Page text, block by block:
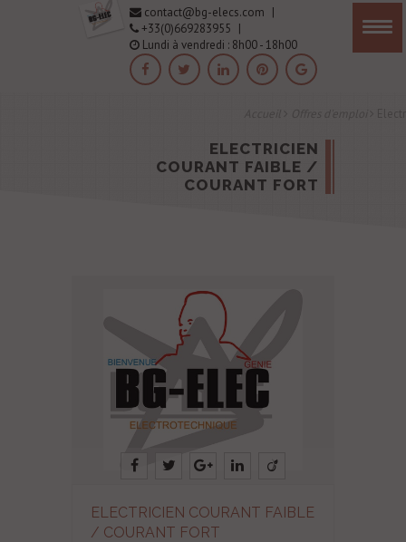
contact@bg-elecs.com |
+33(0)669283955 |
Lundi à vendredi : 8h00 - 18h00
ELECTRICIEN
COURANT FAIBLE /
COURANT FORT
ELECTRICIEN COURANT FAIBLE
/ COURANT FORT